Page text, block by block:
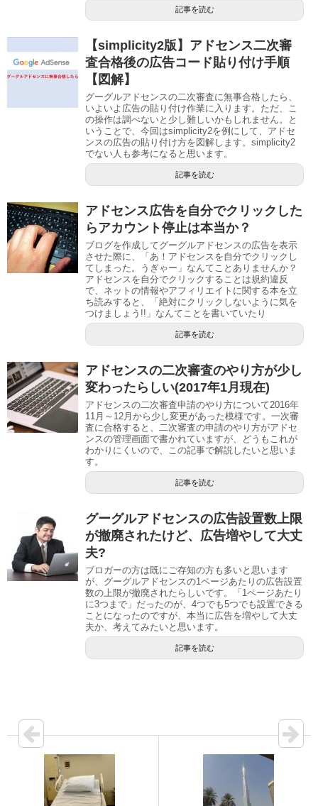
記事を読む
【simplicity2版】アドセンス二次審
査合格後の広告コード貼り付け手順
【図解】
グーグルアドセンスの二次審査に無事合格したら、
いよいよ広告の貼り付け作業に入ります。ただ、こ
の操作は調べないと少し難しいかもしれません。と
いうことで、今回はsimplicity2を例にして、アドセ
ンスの広告の貼り付け方を図解します。simplicity2
でない人も参考になると思います。
記事を読む
アドセンス広告を自分でクリックした
らアカウント停止は本当か？
ブログを作成してグーグルアドセンスの広告を表示
させた際に、「あ！アドセンスを自分でクリックし
てしまった。うぎゃー」なんてことありませんか？
アドセンスを自分でクリックすることは規約違反
で、ネットの情報やアフィリエイトに関する本を立
ち読みすると、「絶対にクリックしないように気を
つけましょう!!」なんてことを書いていたり
記事を読む
アドセンスの二次審査のやり方が少し
変わったらしい(2017年1月現在)
アドセンスの二次審査申請のやり方について2016年
11月～12月から少し変更があった模様です。一次審
査に合格すると、二次審査の申請のやり方がアドセ
ンスの管理画面で書かれていますが、どうもこれが
わかりにくいので、この記事で解説したいと思いま
す。
記事を読む
グーグルアドセンスの広告設置数上限
が撤廃されたけど、広告増やして大丈
夫?
ブロガーの方は既にご存知の方も多いと思います
が、グーグルアドセンスの1ページあたりの広告設置
数の上限が撤廃されたらしいです。「1ページあたり
に3つまで」だったのが、4つでも5つでも設置できる
ことになったのですが、本当に広告を増やして大丈
夫か、考えてみたいと思います。
記事を読む